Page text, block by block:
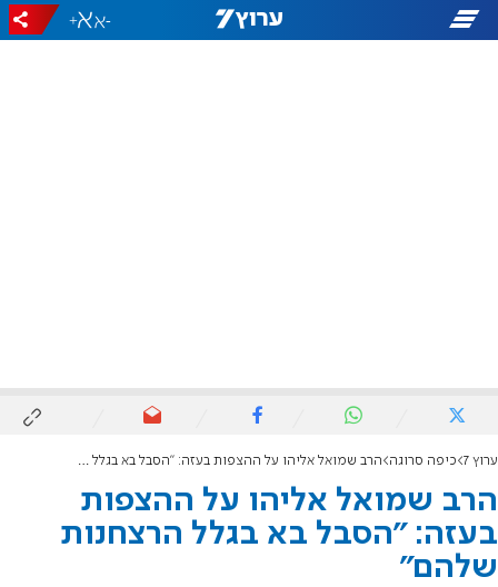
-
+
ערוץ 7 כיפה סרוגה הרב שמואל אליהו על ההצפות בעזה: "הסבל בא בגלל הרצחנות שלהם"
הרב שמואל אליהו על ההצפות
בעזה: "הסבל בא בגלל הרצחנות
שלהם"